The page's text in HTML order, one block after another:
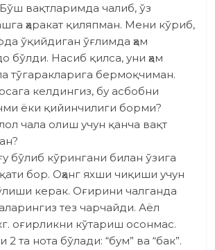
вақтларимда чалиб, ўз
ҳаракат қиляпман. Мени кўриб,
ўқийдиган ўғлимда ҳам
бўлди. Насиб қилса, уни ҳам
тўгаракларига бермоқчиман.
келдингиз, бу асбобни
ёки қийинчилиги борми?
чала олиш учун қанча вақт
бўлиб кўрингани билан ўзига
бор. Оҳанг яхши чиқиши учун
керак. Оғирини чалганда
тез чарчайди. Аёл
оғирликни кўтариш осонмас.
та нота бўлади: “бум” ва “бак”.